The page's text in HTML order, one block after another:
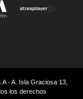
- A. Isla Graciosa 13,
los derechos